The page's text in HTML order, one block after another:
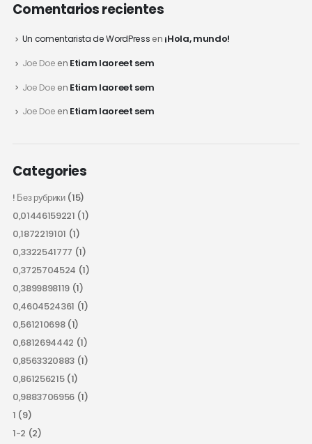
Comentarios recientes
Un comentarista de WordPress en ¡Hola, mundo!
Joe Doe en Etiam laoreet sem
Joe Doe en Etiam laoreet sem
Joe Doe en Etiam laoreet sem
Categories
! Без рубрики(15)
0,01446159221 (1)
0,1872219101 (1)
0,3322541777 (1)
0,3725704524 (1)
0,3899898119 (1)
0,4604524361 (1)
0,561210698(1)
0,6812694442 (1)
0,8563320883 (1)
0,861256215(1)
0,9883706956 (1)
1 (9)
1-2 (2)